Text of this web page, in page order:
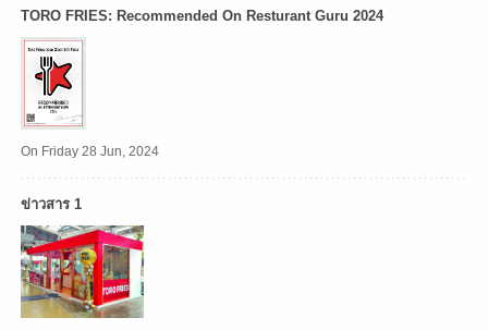
TORO FRIES: Recommended On Resturant Guru 2024
On Friday 28 Jun, 2024
ข่าวสาร 1